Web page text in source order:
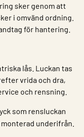
sker genom att
i omvänd ordning.
för hantering.
lås. Luckan tas
vrida och dra,
och rensning.
som rensluckan
underifrån.